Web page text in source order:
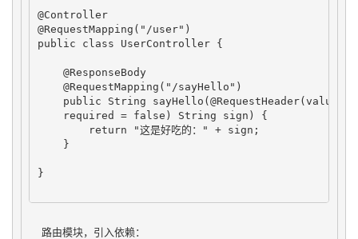
@Controller
@RequestMapping("/user")
public class UserController {
    @ResponseBody
    @RequestMapping("/sayHello")
public String sayHello(@RequestHeader(value
    required = false) String sign) {
        return "这是好吃的：" + sign;
    }
}
路由模块，引入依赖：